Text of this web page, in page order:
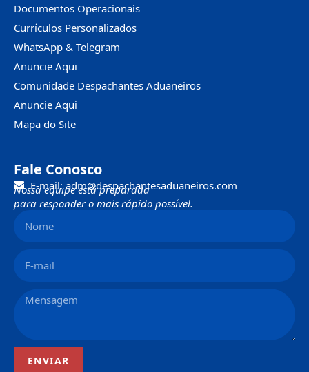
Documentos Operacionais
Currículos Personalizados
WhatsApp & Telegram
Anuncie Aqui
Comunidade Despachantes Aduaneiros
Anuncie Aqui
Mapa do Site
Fale Conosco
E-mail: adm@despachantesaduaneiros.com
Nossa equipe está preparada
para responder o mais rápido possível.
ENVIAR